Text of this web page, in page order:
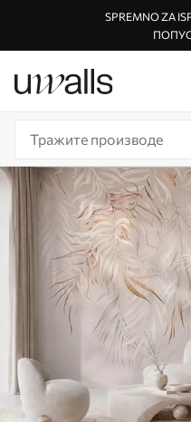
SPREMNO ZA